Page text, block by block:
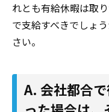
れとも有給休暇は取
で支給すべきでしょ
さい。
A. 会社都合